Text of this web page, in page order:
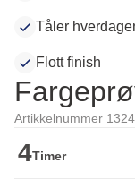
Tåler
Flott finish
Artikkelnummer
4Timer